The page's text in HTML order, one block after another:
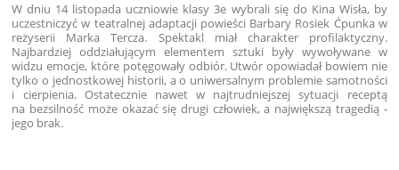
W dniu 14 listopada uczniowie klasy 3e wybrali się do Kina Wisła, by
uczestniczyć w teatralnej adaptacji powieści Barbary Rosiek Ćpunka w
reżyserii Marka Tercza. Spektakl miał charakter profilaktyczny.
Najbardziej oddziałującym elementem sztuki były wywoływane w
widzu emocje, które potęgowały odbiór. Utwór opowiadał bowiem nie
tylko o jednostkowej historii, a o uniwersalnym problemie samotności
i cierpienia. Ostatecznie nawet w najtrudniejszej sytuacji receptą
na bezsilność może okazać się drugi człowiek, a największą tragedią -
jego brak.